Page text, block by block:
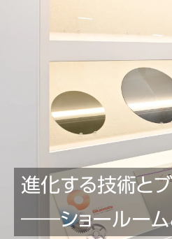
進化する技術とブ
――ショールーム